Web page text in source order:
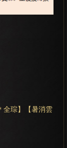
全琮】【暑消雲